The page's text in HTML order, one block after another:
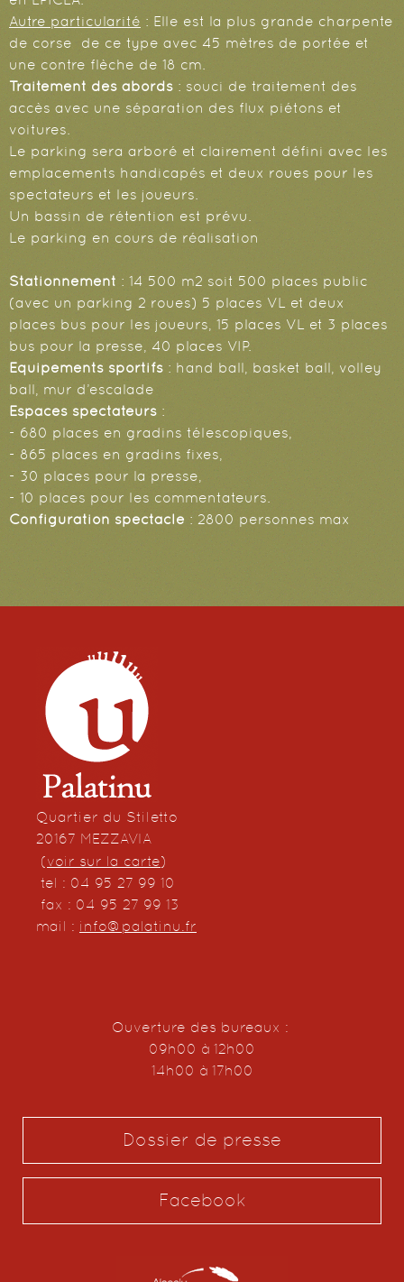
Autre particularité : Elle est la plus grande charpente
de corse de ce type avec 45 mètres de portée et
une contre flèche de 18 cm.
Traitement des abords : souci de traitement des
accès avec une séparation des flux piétons et
voitures.
Le parking sera arboré et clairement défini avec les
emplacements handicapés et deux roues pour les
spectateurs et les joueurs.
Un bassin de rétention est prévu.
Le parking en cours de réalisation
Stationnement : 14 500 m2 soit 500 places public
(avec un parking 2 roues) 5 places VL et deux
places bus pour les joueurs, 15 places VL et 3 places
bus pour la presse, 40 places VIP.
Equipements sportifs : hand ball, basket ball, volley
ball, mur d’escalade
Espaces spectateurs :
- 680 places en gradins télescopiques,
- 865 places en gradins fixes,
- 30 places pour la presse,
- 10 places pour les commentateurs.
Configuration spectacle : 2800 personnes max
Quartier du Stiletto
20167 MEZZAVIA
(voir sur la carte)
tel : 04 95 27 99 10
fax : 04 95 27 99 13
mail : info@palatinu.fr
Ouverture des bureaux :
09h00 à 12h00
14h00 à 17h00
Dossier de presse
Facebook